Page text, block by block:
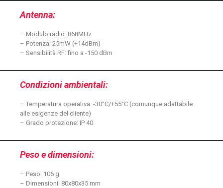
Antenna:
– Modulo radio: 868MHz
– Potenza: 25mW (+14dBm)
– Sensibilità RF: fino a -150 dBm
Condizioni ambientali:
– Temperatura operativa: -30°C/+55°C (comunque adattabile
alle esigenze del cliente)
– Grado protezione: IP 40
Peso e dimensioni:
– Peso: 106 g
– Dimensioni: 80x80x35 mm